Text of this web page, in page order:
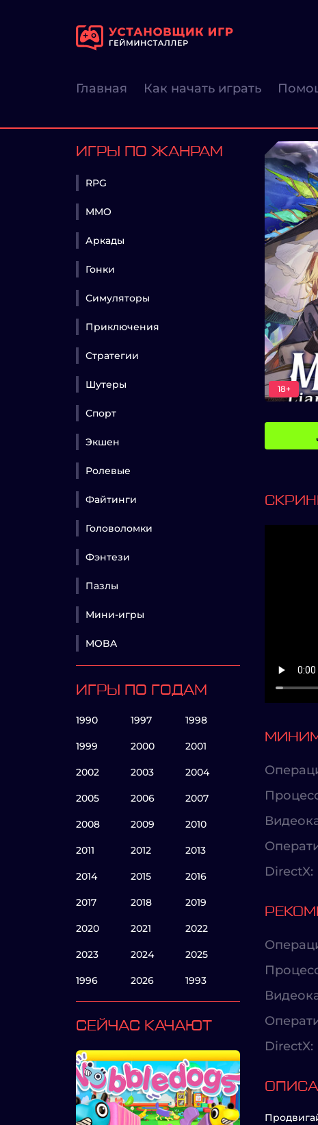
Главная Как начать играть
ИГРЫ ПО ЖАНРАМ
RPG
MMO
Аркады
Гонки
Симуляторы
Приключения
Стратегии
Шутеры
Спорт
Экшен
Ролевые
Файтинги
Головоломки
Фэнтези
Пазлы
Мини-игры
MOBA
ИГРЫ ПО ГОДАМ
1990 1997 1998
1999 2000 2001
2002 2003 2004
2005 2006 2007
2008 2009 2010
2011 2012 2013
2014 2015 2016
2017 2018 2019
2020 2021 2022
2023 2024 2025
1996 2026 1993
СЕЙЧАС КАЧАЮТ
18+
DirectX:
DirectX: